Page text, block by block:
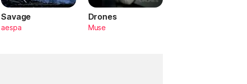
Savage
aespa
Drones
Muse